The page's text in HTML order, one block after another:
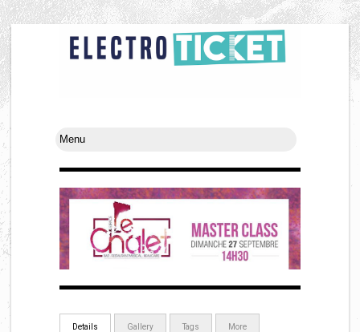
Details Gallery Tags More